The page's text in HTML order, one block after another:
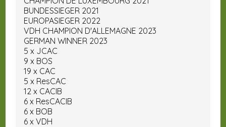
BUNDESSIEGER 2021
EUROPASIEGER 2022
VDH CHAMPION D'ALLEMAGNE 2023
GERMAN WINNER 2023
5 x JCAC
9 x BOS
19 x CAC
5 x ResCAC
12 x CACIB
6 x ResCACIB
6 x BOB
6 x VDH